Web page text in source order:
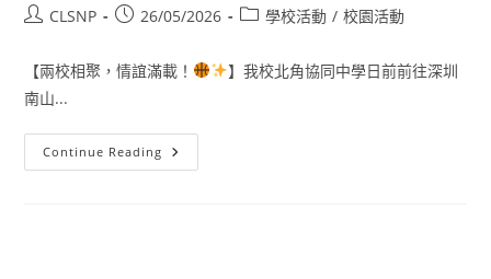
CLSNP 26/05/2026 學校活動 / 校園活動
【兩校相聚，情誼滿載！
】我校北角協同中學日前前往深圳
南山...
Continue Reading